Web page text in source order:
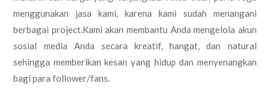
menggunakan jasa kami, karena kami sudah menangani
berbagai project.Kami akan membantu Anda mengelola akun
sosial media Anda secara kreatif, hangat, dan natural
sehingga memberikan kesan yang hidup dan menyenangkan
bagi para follower/fans.